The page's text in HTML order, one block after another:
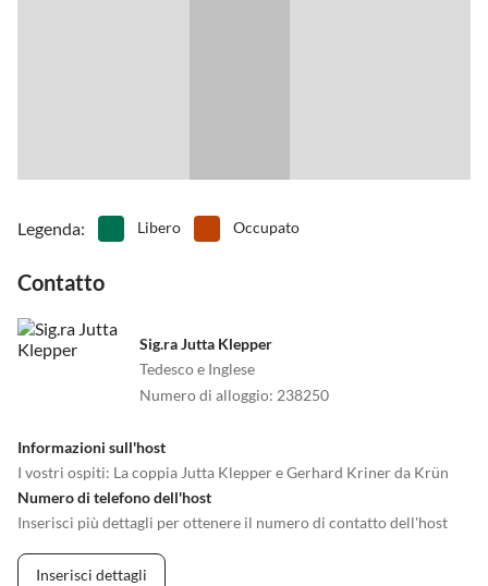
Legenda: Libero Occupato
Contatto
Sig.ra Jutta Klepper
Tedesco e Inglese
Numero di alloggio: 238250
Informazioni sull'host
I vostri ospiti: La coppia Jutta Klepper e Gerhard Kriner da Krün
Numero di telefono dell'host
Inserisci più dettagli per ottenere il numero di contatto dell'host
Inserisci dettagli